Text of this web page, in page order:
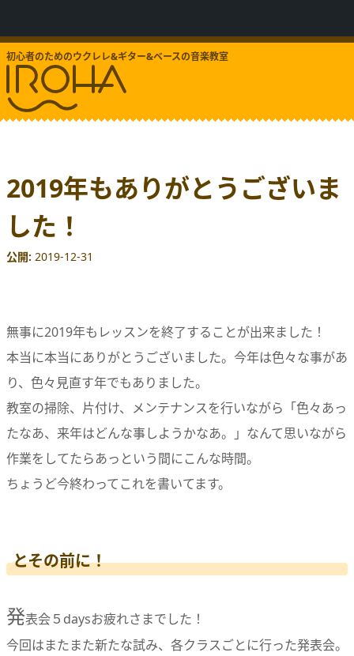
初心者のためのウクレレ&ギター&ベースの音楽教室
2019年もありがとうございま
した！
公開 2019-12-31
無事に2019年もレッスンを終了することが出来ました！
本当に本当にありがとうございました。今年は色々な事があ
り、色々見直す年でもありました。
教室の掃除、片付け、メンテナンスを行いながら「色々あっ
たなあ、来年はどんな事しようかなあ。」なんて思いながら
作業をしてたらあっという間にこんな時間。
ちょうど今終わってこれを書いてます。
とその前に！
発表会５daysお疲れさまでした！
今回はまたまた新たな試み、各クラスごとに行った発表会。